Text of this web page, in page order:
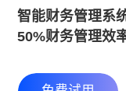
智能财务管理系
50%财务管理效